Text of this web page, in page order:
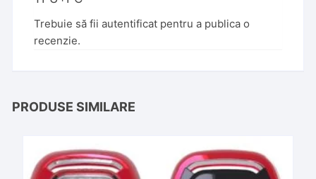
Trebuie să fiiautentificat pentru a publica o
recenzie.
PRODUSE SIMILARE